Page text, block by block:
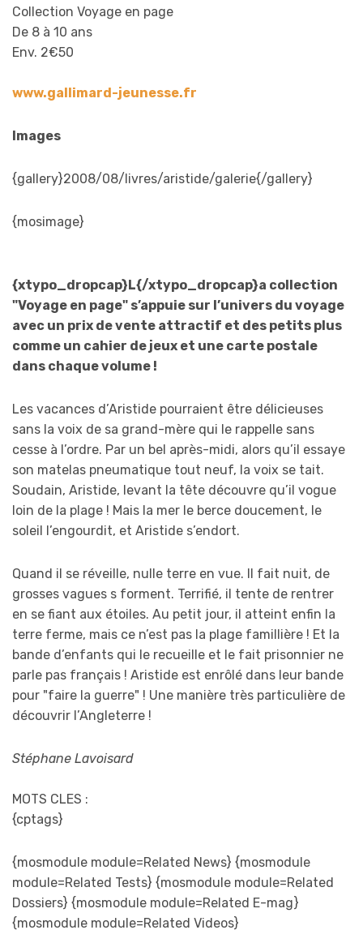
Collection Voyage en page
De 8 à 10 ans
Env. 2€50
www.gallimard-jeunesse.fr
Images
{gallery}2008/08/livres/aristide/galerie{/gallery}
{mosimage}
{xtypo_dropcap}L{/xtypo_dropcap}a collection
"Voyage en page" s’appuie sur l’univers du voyage
avec un prix de vente attractif et des petits plus
comme un cahier de jeux et une carte postale
dans chaque volume !
Les vacances d’Aristide pourraient être délicieuses
sans la voix de sa grand-mère qui le rappelle sans
cesse à l’ordre. Par un bel après-midi, alors qu’il essaye
son matelas pneumatique tout neuf, la voix se tait.
Soudain, Aristide, levant la tête découvre qu’il vogue
loin de la plage ! Mais la mer le berce doucement, le
soleil l’engourdit, et Aristide s’endort.
Quand il se réveille, nulle terre en vue. Il fait nuit, de
grosses vagues s forment. Terrifié, il tente de rentrer
en se fiant aux étoiles. Au petit jour, il atteint enfin la
terre ferme, mais ce n’est pas la plage famillière ! Et la
bande d’enfants qui le recueille et le fait prisonnier ne
parle pas français ! Aristide est enrôlé dans leur bande
pour "faire la guerre" ! Une manière très particulière de
découvrir l’Angleterre !
Stéphane Lavoisard
MOTS CLES :
{cptags}
{mosmodule module=Related News} {mosmodule
module=Related Tests} {mosmodule module=Related
Dossiers} {mosmodule module=Related E-mag}
{mosmodule module=Related Videos}